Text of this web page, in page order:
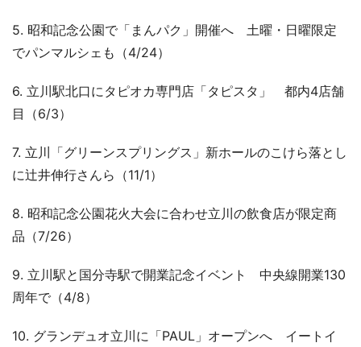
5. 昭和記念公園で「まんパク」開催へ 土曜・日曜限定
でパンマルシェも（4/24）
6. 立川駅北口にタピオカ専門店「タピスタ」 都内4店舗
目（6/3）
7. 立川「グリーンスプリングス」新ホールのこけら落とし
に辻井伸行さんら（11/1）
8. 昭和記念公園花火大会に合わせ立川の飲食店が限定商
品（7/26）
9. 立川駅と国分寺駅で開業記念イベント 中央線開業130
周年で（4/8）
10. グランデュオ立川に「PAUL」オープンへ イートイ